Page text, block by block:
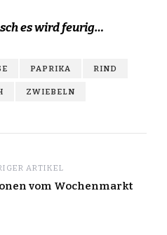
es wird feurig…
PAPRIKA RIND
ZWIEBELN
ARTIKEL
vom Wochenmarkt